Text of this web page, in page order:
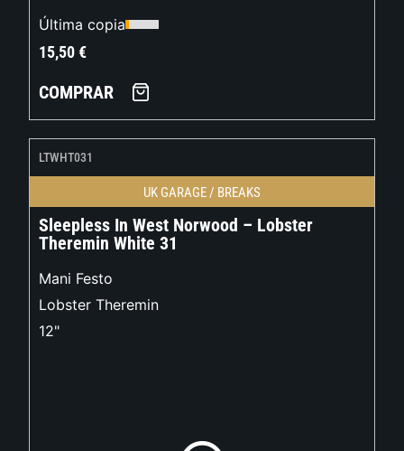
Última copia
15,50€
COMPRAR
LTWHT031
UK GARAGE / BREAKS
Sleepless In West Norwood – Lobster
Theremin White 31
Mani Festo
Lobster Theremin
12"